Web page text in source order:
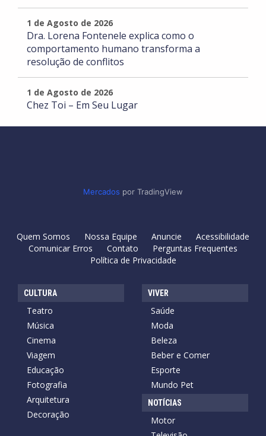
1 de Agosto de 2026
Dra. Lorena Fontenele explica como o
comportamento humano transforma a
resolução de conflitos
1 de Agosto de 2026
Chez Toi – Em Seu Lugar
Mercados por TradingView
Quem Somos Nossa Equipe Anuncie
Acessibilidade
Comunicar Erros
Contato
Perguntas Frequentes
Política de Privacidade
CULTURA
Teatro
Música
Cinema
Viagem
Educação
Fotografia
Arquitetura
Decoração
VIVER
Saúde
Moda
Beleza
Beber e Comer
Esporte
Mundo Pet
NOTÍCIAS
Motor